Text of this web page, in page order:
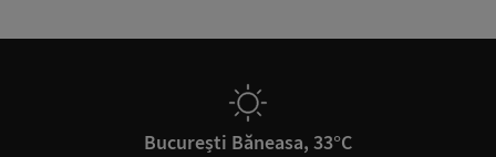
București Băneasa, 33°C